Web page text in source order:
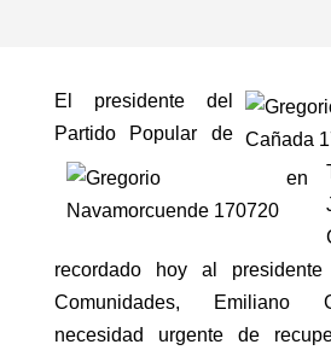
El presidente del
Partido Popular de
recordado hoy al
Comunidades, Emiliano
necesidad urgente de